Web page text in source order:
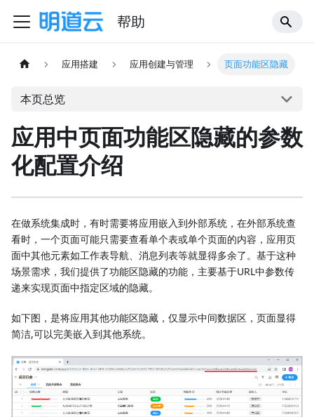
帮助
应用搭建 应用创建与管理 页面功能区隐藏
本页总览
应用中页面功能区隐藏的参数
化配置介绍
在做系统集成时，有时需要将应用嵌入到外部系统，在外部系统查
看时，一个页面可能只需要查看单个表或单个页面的内容，应用页
面中其他元素如工作表导航、消息列表等就显得多余了。基于这种
场景需求，我们提供了功能区隐藏的功能，主要基于URL中参数传
递来实现页面中指定区域的隐藏。
如下图，是将应用其他功能区隐藏，仅显示中间数据区，页面显得
简洁,可以完美嵌入到其他系统。